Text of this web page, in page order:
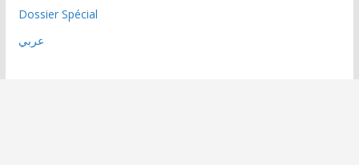
Dossier Spécial
عربي